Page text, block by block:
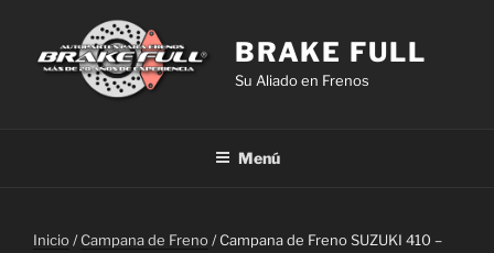
contenido
BRAKE FULL
Su Aliado en Frenos
Menú
Inicio/Campana de Freno/ Campana de Freno SUZUKI 410 –